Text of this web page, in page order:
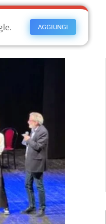
AGGIUNGI